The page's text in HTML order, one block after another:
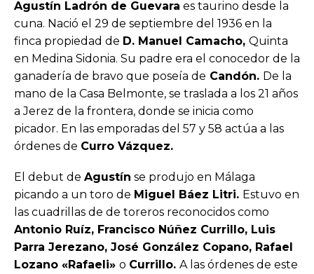
Agustín Ladrón de Guevara es taurino desde la
cuna. Nació el 29 de septiembre del 1936 en la
finca propiedad de D. Manuel Camacho, Quinta
en Medina Sidonia. Su padre era el conocedor de la
ganadería de bravo que poseía de Candón. De la
mano de la Casa Belmonte, se traslada a los 21 años
a Jerez de la frontera, donde se inicia como
picador. En las emporadas del 57 y 58 actúa a las
órdenes de Curro Vázquez.
El debut de Agustín se produjo en Málaga
picando a un toro de Miguel Báez Litri. Estuvo en
las cuadrillas de de toreros reconocidos como
Antonio Ruíz, Francisco Núñez Currillo, Luis
Parra Jerezano, José González Copano, Rafael
Lozano «Rafaeli» o Currillo. A las órdenes de este